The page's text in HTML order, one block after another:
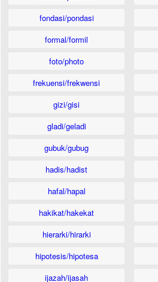
fondasi/pondasi
formal/formil
foto/photo
frekuensi/frekwensi
gizi/gisi
gladi/geladi
gubuk/gubug
hadis/hadist
hafal/hapal
hakikat/hakekat
hierarki/hirarki
hipotesis/hipotesa
ijazah/ijasah